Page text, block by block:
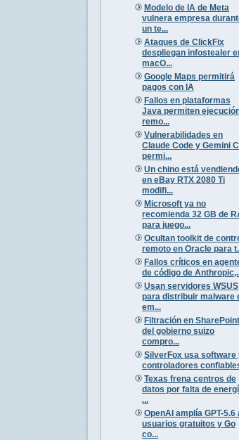
Modelo de IA de Meta
vulnera empresa
un te...
Ataques de ClickFix
despliegan infostealer
macO...
Google Maps permitirá
pagos con IA
Fallos en plataformas
Java permiten
remo...
Vulnerabilidades en
Claude Code y Gemini
permi...
Un chino está
en eBay RTX 2080 Ti
modifi...
Microsoft ya no
recomienda 32 GB de
para juego...
Ocultan toolkit de
remoto en Oracle para
Fallos críticos en
de código de
Usan servidores WSUS
para distribuir malware
em...
Filtración en SharePoint
del gobierno suizo
compro...
SilverFox usa software
controladores
Texas frena centros de
datos por falta de
...
OpenAI amplía GPT-5.6
usuarios gratuitos y Go
co...